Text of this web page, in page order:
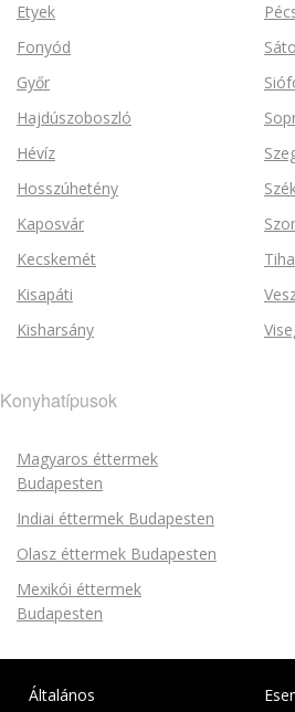
Etyek
Fonyód
Győr
Hajdúszoboszló
Hévíz
Hosszúhetény
Kaposvár
Kecskemét
Kisapáti
Kisharsány
Konyhatípusok
Magyaros éttermek
Budapesten
Indiai éttermek Budapesten
Olasz éttermek Budapesten
Mexikói éttermek
Budapesten
Általános